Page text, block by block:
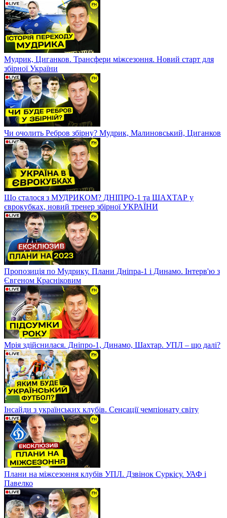
Мудрик, Циганков. Трансфери міжсезоння. Новий старт для
збірної України
Чи очолить Ребров збірну? Мудрик, Малиновський, Циганков
Що сталося з МУДРИКОМ? ДНІПРО-1 та ШАХТАР у
єврокубках, новий тренер збірної УКРАЇНИ
Пропозиція по Мудрику. Плани Дніпра-1 і Динамо. Інтерв'ю з
Євгеном Красніковим
Мрія здійснилася. Дніпро-1, Динамо, Шахтар. УПЛ – що далі?
Інсайди з українських клубів. Сенсації чемпіонату світу
Плани на міжсезоння клубів УПЛ. Дзвінок Суркісу. УАФ і
Павелко